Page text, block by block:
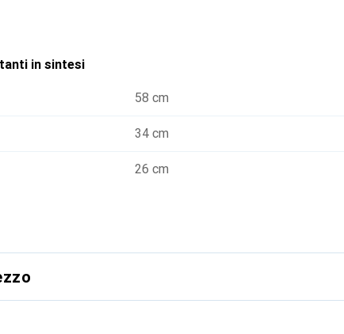
in sintesi
58 cm
34 cm
26 cm